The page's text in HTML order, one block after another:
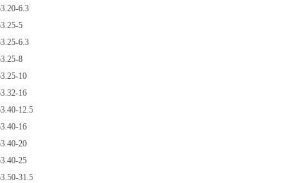
6.3
5
6.3
8
10
16
12.5
16
20
25
31.5